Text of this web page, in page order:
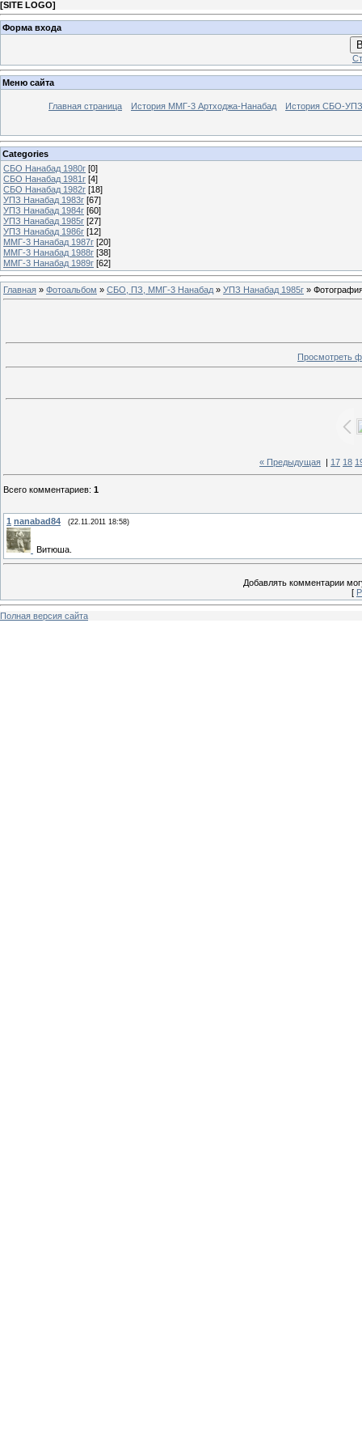
[SITE LOGO]
Форма входа
Меню сайта
Главная страница История ММГ-3 Артходжа-Нанабад История СБО-УПЗ
Categories
СБО Нанабад 1980г [0]
СБО Нанабад 1981г [4]
СБО Нанабад 1982г [18]
УПЗ Нанабад 1983г [67]
УПЗ Нанабад 1984г [60]
УПЗ Нанабад 1985г [27]
УПЗ Нанабад 1986г [12]
ММГ-3 Нанабад 1987г [20]
ММГ-3 Нанабад 1988г [38]
ММГ-3 Нанабад 1989г [62]
Главная » Фотоальбом » СБО, ПЗ, ММГ-3 Нанабад » УПЗ Нанабад 1985г »
Просмотреть
« Предыдущая 17 18
Всего комментариев: 1
1 nanabad84 (22.11.2011 18:58)
Витюша.
Добавлять комментарии
[
Полная версия сайта